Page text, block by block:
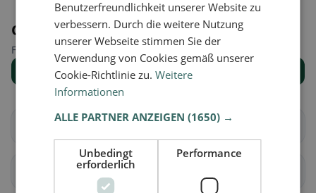
Orte in der Nähe
Finde den passenden Ort für deine Restaurantsuche.
Alle Orte anzeigen
Chessel
Benutzerfreundlichkeit unserer Website zu
verbessern. Durch die weitere Nutzung
unserer Webseite stimmen Sie der
Verwendung von Cookies gemäß unserer
Cookie-Richtlinie zu.Weitere
Informationen
ALLE PARTNER ANZEIGEN(1650) →
Unbedingt
erforderlich
Performance